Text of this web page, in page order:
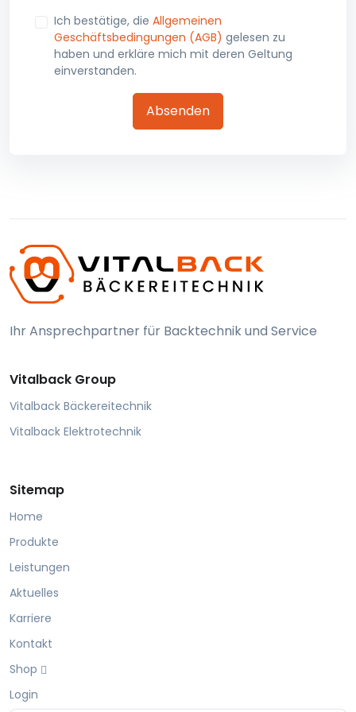
Ich bestätige, die Allgemeinen
Geschäftsbedingungen (AGB) gelesen zu
haben und erkläre mich mit deren Geltung
einverstanden.
Absenden
Ihr Ansprechpartner für Backtechnik und Service
Vitalback Group
Vitalback Bäckereitechnik
Vitalback Elektrotechnik
Sitemap
Home
Produkte
Leistungen
Aktuelles
Karriere
Kontakt
Shop
Login